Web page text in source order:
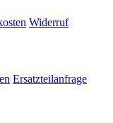
Widerruf
Ersatzteilanfrage